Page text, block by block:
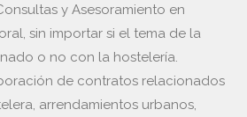
y Asesoramiento en
sin importar si el tema de la
o no con la hostelería.
de contratos relacionados
arrendamientos urbanos,